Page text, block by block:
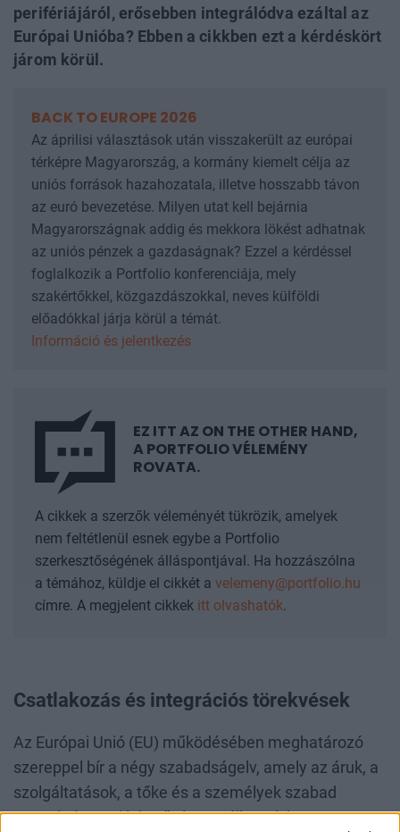
perifériájáról, erősebben integrálódva ezáltal az
Európai Unióba? Ebben a cikkben ezt a kérdéskört
járom körül.
BACK TO EUROPE 2026
Az áprilisi választások után visszakerült az európai
térképre Magyarország, a kormány kiemelt célja az
uniós források hazahozatala, illetve hosszabb távon
az euró bevezetése. Milyen utat kell bejárnia
Magyarországnak addig és mekkora lökést adhatnak
az uniós pénzek a gazdaságnak? Ezzel a kérdéssel
foglalkozik a Portfolio konferenciája, mely
szakértőkkel, közgazdászokkal, neves külföldi
előadókkal járja körül a témát.
Információ és jelentkezés
EZ ITT AZ ON THE OTHER HAND,
A PORTFOLIO VÉLEMÉNY
ROVATA.
A cikkek a szerzők véleményét tükrözik, amelyek
nem feltétlenül esnek egybe a Portfolio
szerkesztőségének álláspontjával. Ha hozzászólna
a témához, küldje el cikkét a velemeny@portfolio.hu
címre. A megjelent cikkek itt olvashatók.
Csatlakozás és integrációs törekvések
Az Európai Unió (EU) működésében meghatározó
szereppel bír a négy szabadságelv, amely az áruk, a
szolgáltatások, a tőke és a személyek szabad
mozgását teszi lehetővé a tagállamok között,